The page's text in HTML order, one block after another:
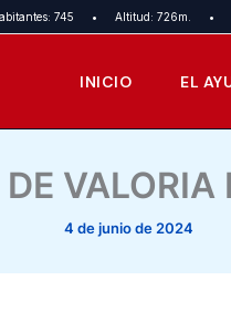
745 • Altitud: 726m. •
INICIO EL
4 de junio de 2024